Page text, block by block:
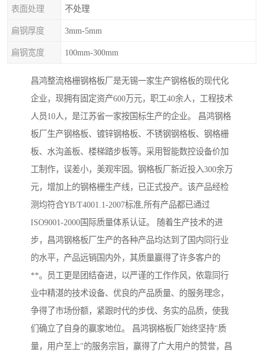
表面处理 不处理
扁钢厚度 3mm-5mm
扁钢宽度 100mm-300mm
昌鸿整流格栅钢格板厂是无锡一家生产钢格板的现代化
企业，现拥有固定资产600万元，职工40余人，工程技术
人员10人，是江苏省一家按国标生产的企业。 昌鸿钢格
板厂生产钢格板、镀锌钢格板、不锈钢钢格板、钢格栅
板、水沟盖板、楼梯踏步板等。采用智能数控设备价加
工制作，误差小，美观牢固。钢格板厂新近投入300余万
元，增加上的钢格栅生产线，已正式投产。该产品经检
测均符合YB/T4001.1-2007标准,所有产品都已通过
ISO9001-2000国际质量体系认证。 随着生产技术的进
步，昌鸿钢格板厂生产的各种产品均达到了国内同行业
的水平，产品远销国内外，其质量赢得了许多客户的
**。员工更是团结奋进，以严谨的工作作风，依靠同行
业中精湛的技术设备、优良的产品质量、的服务理念，
争得了市场份额，紧跟时代的步伐、务实的品质，使我
们确立了自身的赢家地位。 昌鸿钢格板厂始终坚持"质
量，用户至上"的服务宗旨，赢得了广大用户的赞誉，昌